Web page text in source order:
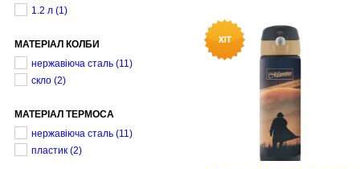
1.2 л (1)
МАТЕРІАЛ КОЛБИ
нержавіюча сталь (11)
скло (2)
МАТЕРІАЛ ТЕРМОСА
нержавіюча сталь (11)
пластик (2)